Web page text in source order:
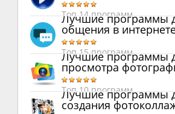
Топ 14 программ
Лучшие программы
общения в
Топ 15 программ
Лучшие программы
просмотра
Топ 10 программ
Лучшие программы
создания